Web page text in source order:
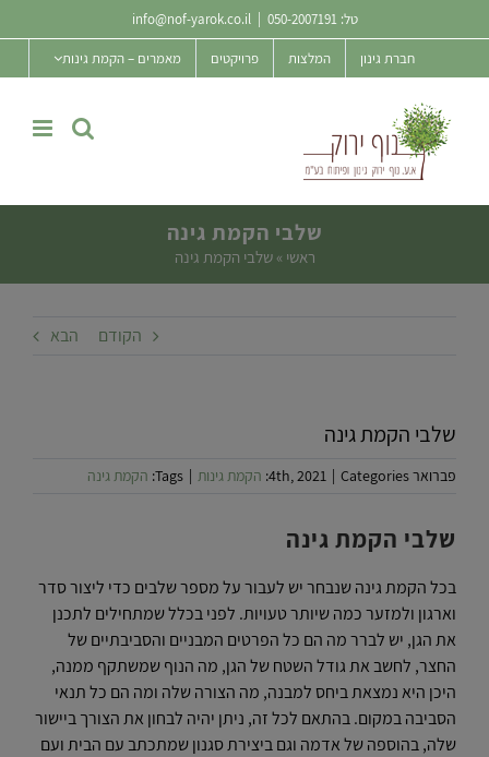
to
טל:050-2007191
info@nof-yarok.co.il
חברת גינון המלצות פרויקטים מאמרים – הקמת גינות
שלבי הקמת גינה
ראשי »שלבי הקמת גינה
הקודם הבא
שלבי הקמת גינה
פברואר 4th, 2021 | Categories: הקמת גינות |
Tags: הקמת גינה
שלבי הקמת גינה
בכל הקמת גינה שנבחר יש לעבור על מספר שלבים כדי ליצור סדר
וארגון ולמזער כמה שיותר טעויות. לפני בכלל שמתחילים לתכנן
את הגן, יש לברר מה הם כל הפרטים המבניים והסביבתיים של
החצר, לחשב את גודל השטח של הגן, מה הנוף שמשתקף ממנה,
היכן היא נמצאת ביחס למבנה, מה הצורה שלה ומה הם כל תנאי
הסביבה במקום. בהתאם לכל זה, ניתן יהיה לבחון את הצורך ביישור
שלה, בהוספה של אדמה וגם ביצירת סגנון שמתכתב עם הבית ועם